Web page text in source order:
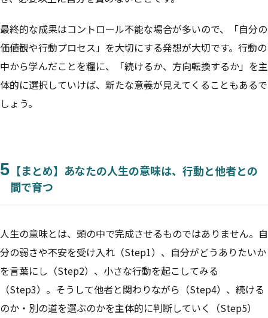
最終的な成果はコントロール不能な場合が多いので、「自分の
価値観や行動プロセス」を大切にする発想が大切です。行動の
中から学んだことを糧に、「続けるか、方向転換するか」を主
体的に選択していけば、新たな意義が見えてくることもあるで
しょう。
5 【まとめ】あなたの人生の意味は、行動と他者との
間で育つ
人生の意味とは、頭の中で完成させるものではありません。自
分の弱さや不安を受け入れ（Step1）、自分がどうありたいか
を言葉にし（Step2）、小さな行動を起こしてみる
（Step3）。そうして他者と関わりながら（Step4）、続ける
のか・別の道を選ぶのかを主体的に判断していく（Step5）